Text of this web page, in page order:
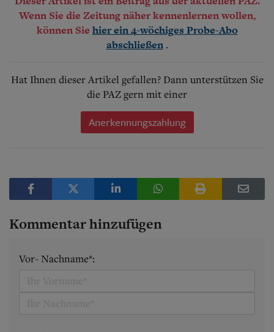
Wenn Sie die Zeitung näher kennenlernen wollen,
können Sie hier ein 4-wöchiges Probe-Abo
abschließen .
Hat Ihnen dieser Artikel gefallen? Dann unterstützen Sie
die PAZ gern mit einer
Anerkennungszahlung
Kommentar hinzufügen
Vor- Nachname*: